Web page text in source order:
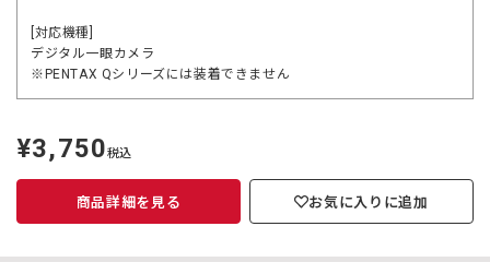
[対応機種]
デジタル一眼カメラ
※PENTAX Qシリーズには装着できません
定
価
¥3,750税込
商品詳細を見る お気に入りに追加